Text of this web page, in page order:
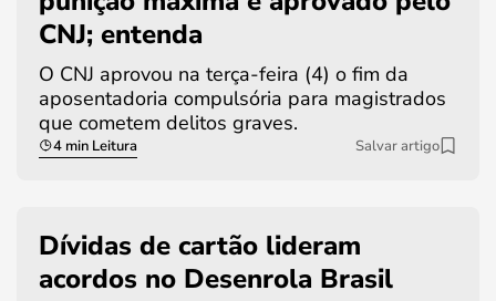
CNJ; entenda
O CNJ aprovou na terça-feira (4) o fim da
aposentadoria compulsória para magistrados
que cometem delitos graves.
4 min Leitura Salvar artigo
Dívidas de cartão lideram
acordos no Desenrola Brasil